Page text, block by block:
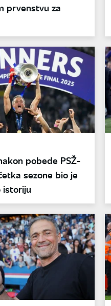
prvenstvu za
pobede PSŽ-
sezone bio je
istoriju